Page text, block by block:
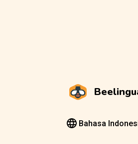
Bahasa